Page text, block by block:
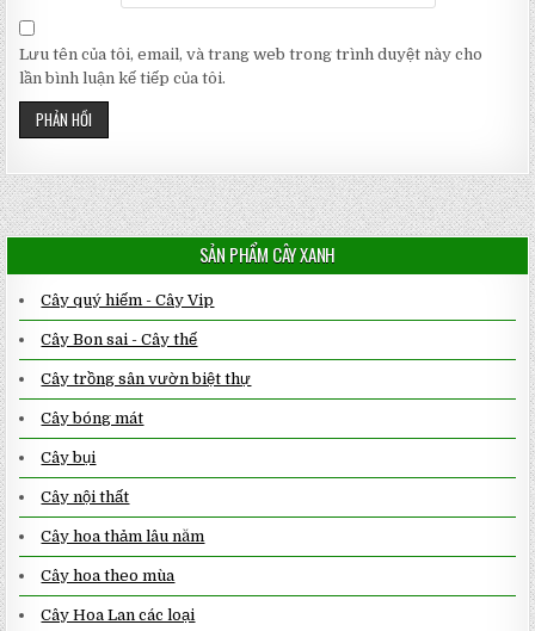
Lưu tên của tôi, email, và trang web trong trình duyệt này cho
lần bình luận kế tiếp của tôi.
SẢN PHẨM CÂY XANH
Cây quý hiếm - Cây Vip
Cây Bon sai - Cây thế
Cây trồng sân vườn biệt thự
Cây bóng mát
Cây bụi
Cây nội thất
Cây hoa thảm lâu năm
Cây hoa theo mùa
Cây Hoa Lan các loại